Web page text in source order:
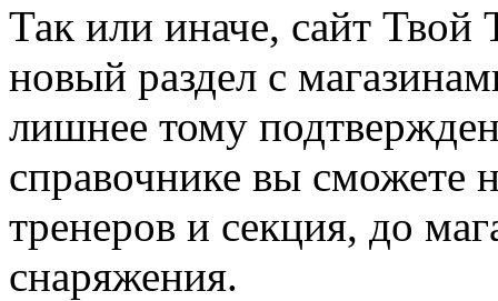
Так или иначе, сайт Твой
новый раздел с
лишнее тому
справочнике вы сможете
тренеров и секция, до
снаряжения.